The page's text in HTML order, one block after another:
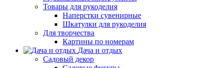
Товары для рукоделия
Наперстки сувенирные
Шкатулки для рукоделия
Для творчества
Картины по номерам
Дача и отдых
Садовый декор